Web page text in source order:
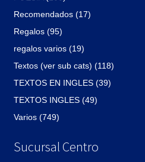
Recomendados (17)
Regalos (95)
regalos varios (19)
Textos (ver sub cats) (118)
TEXTOS EN INGLES (39)
TEXTOS INGLES (49)
Varios (749)
Sucursal Centro